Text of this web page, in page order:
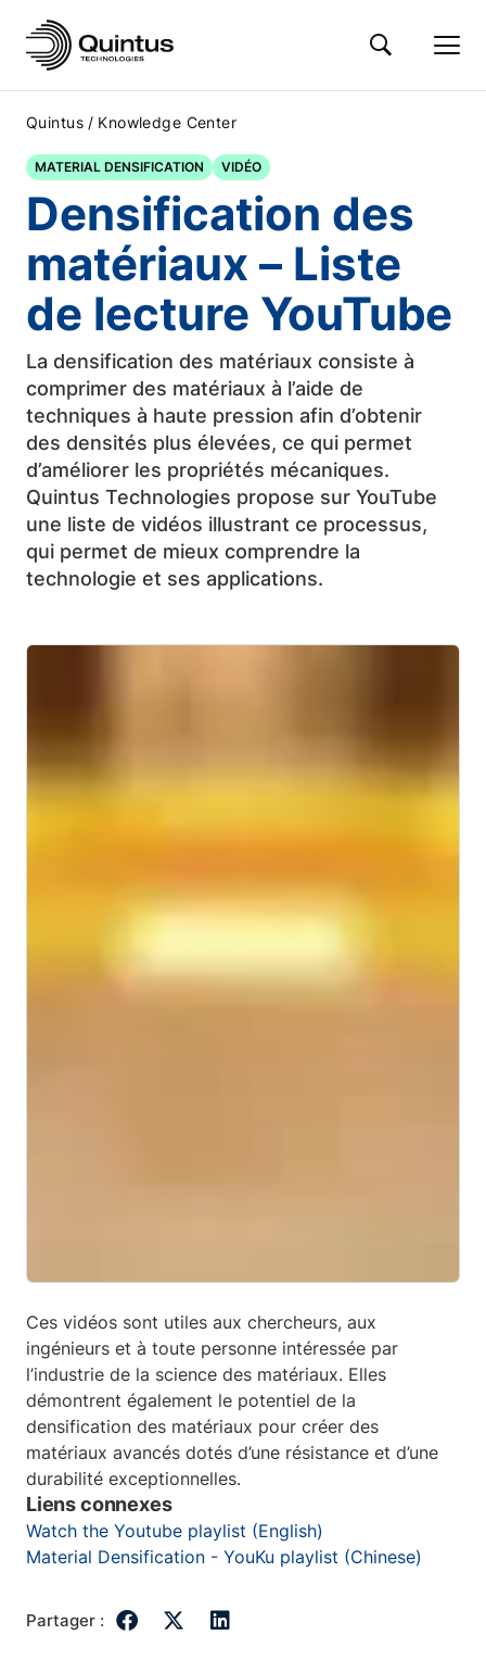
Quintus / Knowledge Center
MATERIAL DENSIFICATION VIDÉO
Densification des
matériaux – Liste
de lecture YouTube
La densification des matériaux consiste à
comprimer des matériaux à l’aide de
techniques à haute pression afin d’obtenir
des densités plus élevées, ce qui permet
d’améliorer les propriétés mécaniques.
Quintus Technologies propose sur YouTube
une liste de vidéos illustrant ce processus,
qui permet de mieux comprendre la
technologie et ses applications.
Ces vidéos sont utiles aux chercheurs, aux
ingénieurs et à toute personne intéressée par
l’industrie de la science des matériaux. Elles
démontrent également le potentiel de la
densification des matériaux pour créer des
matériaux avancés dotés d’une résistance et d’une
durabilité exceptionnelles.
Liens connexes
Watch the Youtube playlist (English)
Material Densification - YouKu playlist (Chinese)
Partager :